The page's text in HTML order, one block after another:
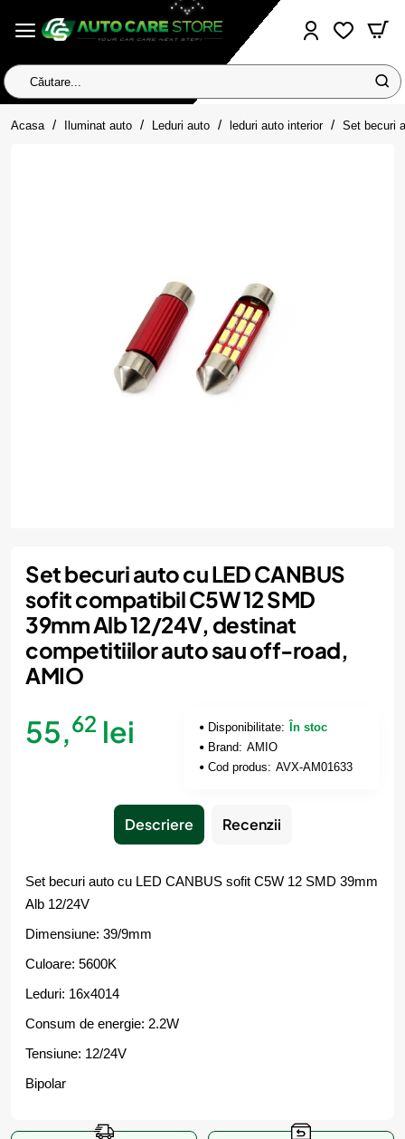
Căutare...
Acasa homeIluminat auto Leduri auto leduri auto interior Set becuri
Set becuri auto cu LED CANBUS
sofit compatibil C5W 12 SMD
39mm Alb 12/24V, destinat
competitiilor auto sau off-road,
AMIO
55,62 lei Disponibilitate:
În stoc
Brand: AMIO
Cod produs: AVX-AM01633
Descriere Recenzii
Set becuri auto cu LED CANBUS sofit C5W 12 SMD 39mm
Alb 12/24V
Dimensiune: 39/9mm
Culoare: 5600K
Leduri: 16x4014
Consum de energie: 2.2W
Tensiune: 12/24V
Bipolar